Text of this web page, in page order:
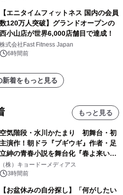
【エニタイムフィットネス 国内の会員
数120万人突破】グランドオープンの
西小山店が世界6,000店舗目で達成！
株式会社Fast Fitness Japan
6時間前
新着をもっと見る
もっと見る
空気階段・水川かたまり 初舞台・初
主演作！朝ドラ『ブギウギ』作者・足
立紳の青春小説を舞台化『春よ来い、
マジで来い』キービジュアル解禁！
（株）キョードーメディアス
3時間前
【お盆休みの自分探し】「何がしたい